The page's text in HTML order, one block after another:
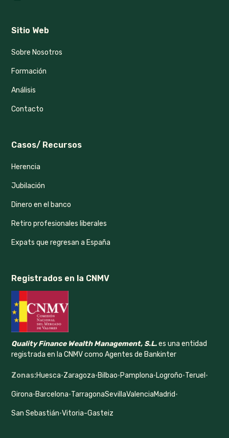
Sitio Web
Sobre Nosotros
Formación
Análisis
Contacto
Casos/ Recursos
Herencia
Jubilación
Dinero en el banco
Retiro profesionales liberales
Expats que regresan a España
Registrados en la CNMV
Quality Finance Wealth Management, S.L.es una entidad
registrada en la CNMV como Agentes de Bankinter
Zonas:Huesca·Zaragoza·Bilbao·Pamplona·Logroño·Teruel ·
Girona·Barcelona·TarragonaSevillaValenciaMadrid·
San Sebastián·Vitoria-Gasteiz